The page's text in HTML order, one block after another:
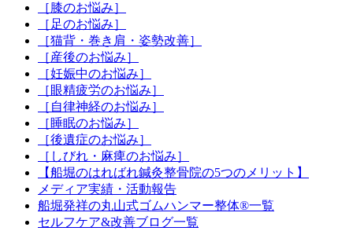
［膝のお悩み］
［足のお悩み］
［猫背・巻き肩・姿勢改善］
［産後のお悩み］
［妊娠中のお悩み］
［眼精疲労のお悩み］
［自律神経のお悩み］
［睡眠のお悩み］
［後遺症のお悩み］
［しびれ・麻痺のお悩み］
【船堀のはればれ鍼灸整骨院の5つのメリット】
メディア実績・活動報告
船堀発祥の丸山式ゴムハンマー整体®︎一覧
セルフケア&改善ブログ一覧